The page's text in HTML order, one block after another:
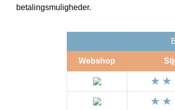
betalingsmuligheder.
Webshop